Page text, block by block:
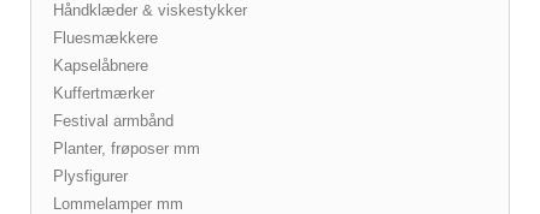
Håndklæder & viskestykker
Fluesmækkere
Kapselåbnere
Kuffertmærker
Festival armbånd
Planter, frøposer mm
Plysfigurer
Lommelamper mm